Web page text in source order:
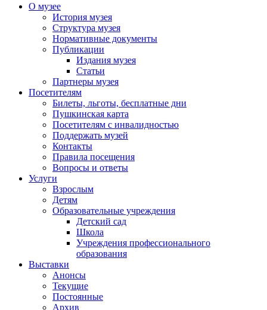
О музее
История музея
Структура музея
Нормативные документы
Публикации
Издания музея
Статьи
Партнеры музея
Посетителям
Билеты, льготы, бесплатные дни
Пушкинская карта
Посетителям с инвалидностью
Поддержать музей
Контакты
Правила посещения
Вопросы и ответы
Услуги
Взрослым
Детям
Образовательные учреждения
Детский сад
Школа
Учреждения профессионального
образования
Выставки
Анонсы
Текущие
Постоянные
Архив